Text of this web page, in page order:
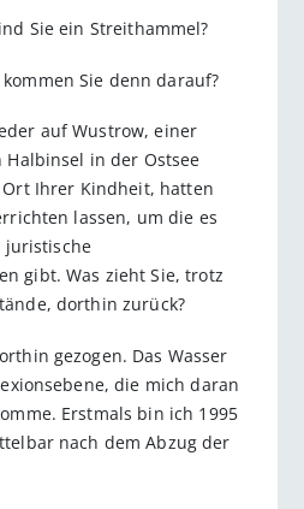
Sie ein Streithammel?
Sie denn darauf?
auf Wustrow, einer
in der Ostsee
Ihrer Kindheit, hatten
lassen, um die es
juristische
gibt. Was zieht Sie, trotz
dorthin zurück?
gezogen. Das Wasser
die mich daran
Erstmals bin ich 1995
nach dem Abzug der